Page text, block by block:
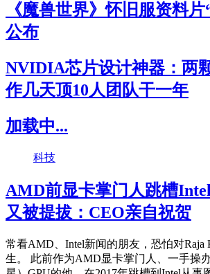
《魔兽世界》怀旧服资料
公布
NVIDIA芯片设计神器：两
作几天顶10人团队干一年
加载中...
科技
AMD前显卡掌门人跳槽
又被提拔：CEO亲自祝贺
常看AMD、Intel新闻的朋友，恐怕对Raja
生。 此前作为AMD显卡掌门人、一手操